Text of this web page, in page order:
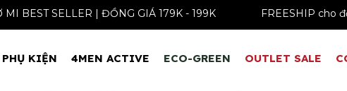
ÁO SƠ MI BEST SELLER | ĐỒNG GIÁ 179K - 199K
PHỤ KIỆN 4MEN ACTIVE ECO-GREEN OUTLET SALE